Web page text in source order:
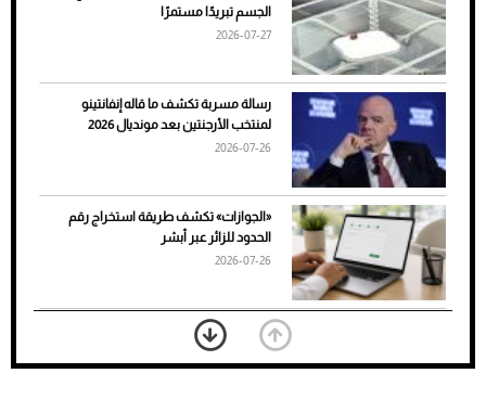
7 نصائح لاختيار لون البنطلون المناسب للقميص
الأسود
الجسم تبريدًا مستمرًا
2026-07-27
رسالة مسربة تكشف ما قاله إنفانتينو
لمنتخب الأرجنتين بعد مونديال 2026
2026-07-26
«الجوازات» تكشف طريقة استخراج رقم
الحدود للزائر عبر أبشر
2026-07-26
بعد 7 أشهر من تعرضه لحادث مروع.. جوشوا
يفوز على برينغا بـ"الضربة القاضية" (فيديو)
2026-07-26